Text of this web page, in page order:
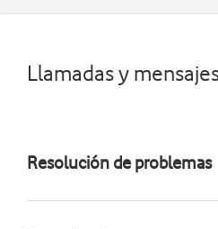
Llamadas y
Resolución de problemas